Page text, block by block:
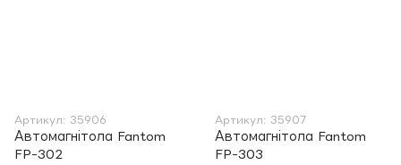
Артикул: 35906
Автомагнітола Fantom
FP-302
Артикул: 35907
Автомагнітола Fantom
FP-303